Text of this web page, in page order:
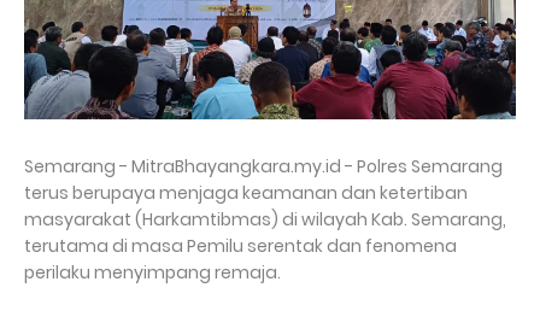
Semarang - MitraBhayangkara.my.id - Polres Semarang
terus berupaya menjaga keamanan dan ketertiban
masyarakat (Harkamtibmas) di wilayah Kab. Semarang,
terutama di masa Pemilu serentak dan fenomena
perilaku menyimpang remaja.